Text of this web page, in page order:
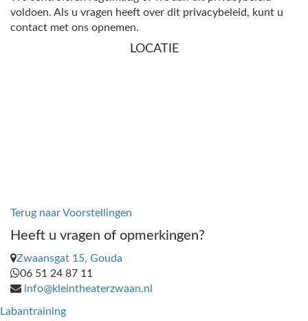
voldoen. Als u vragen heeft over dit privacybeleid, kunt u
contact met ons opnemen.
LOCATIE
Terug naar Voorstellingen
Heeft u vragen of opmerkingen?
Zwaansgat 15, Gouda
06 51 24 87 11
info@kleintheaterzwaan.nl
Labantraining